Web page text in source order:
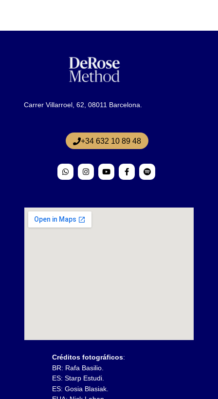
Carrer Villarroel, 62, 08011 Barcelona.
+34 632 10 89 48
Créditos fotográficos:
BR: Rafa Basilio.
ES: Starp Estudi.
ES: Gosia Blasiak.